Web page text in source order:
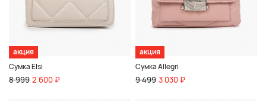
акция
Сумка Elsi
8 999 2 600 ₽
акция
Сумка Allegri
9 499 3 030 ₽